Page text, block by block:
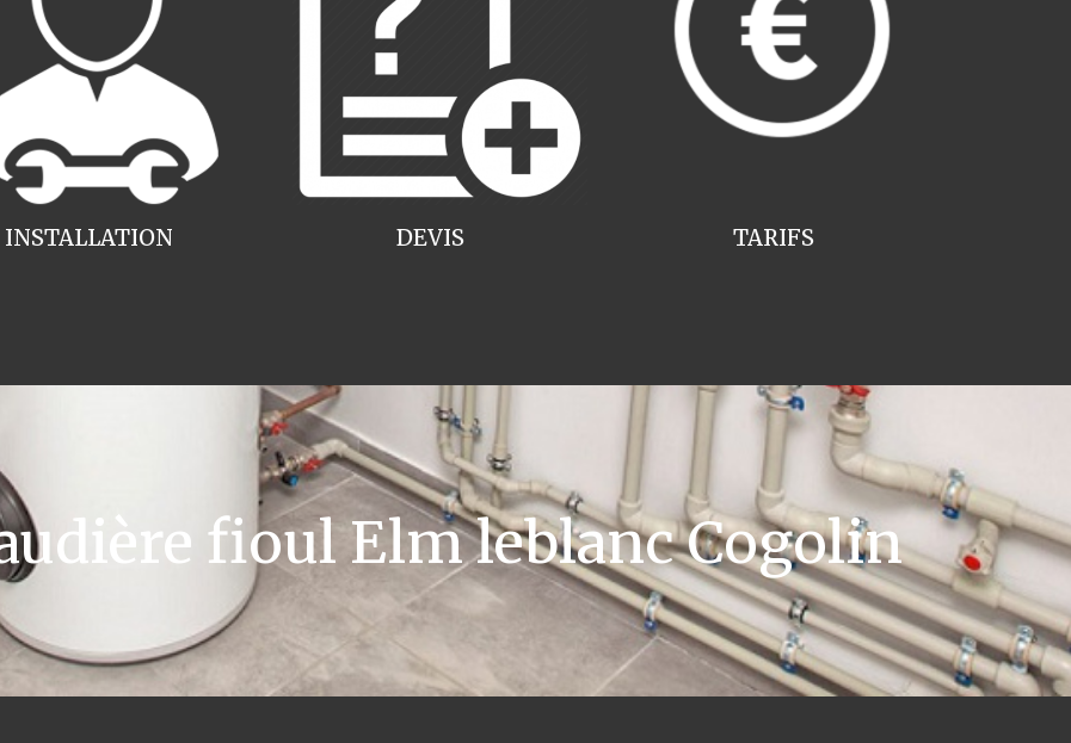
INSTALLATION TARIFS
DEVIS
fioul Elm leblanc Cogolin